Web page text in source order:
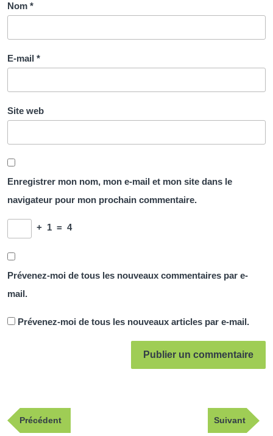
Nom *
E-mail *
Site web
Enregistrer mon nom, mon e-mail et mon site dans le
navigateur pour mon prochain commentaire.
+ 1 = 4
Prévenez-moi de tous les nouveaux commentaires par e-
mail.
Prévenez-moi de tous les nouveaux articles par e-mail.
Navigation
dePublication
précédente
Précédent
Article
suivant
Suivant